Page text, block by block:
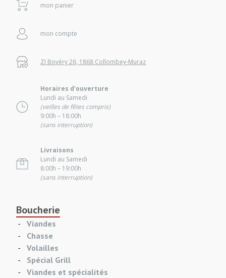
mon panier
mon compte
ZI Bovéry 26, 1868 Collombey-Muraz
Horaires d'ouverture
Lundi au Samedi
(veilles de fêtes compris)
9:00h – 18:00h
(sans interruption)
Livraisons
Lundi au Samedi
8:00h – 19:00h
(sans interruption)
Boucherie
Viandes
Chasse
Volailles
Spécial Grill
Viandes et spécialités